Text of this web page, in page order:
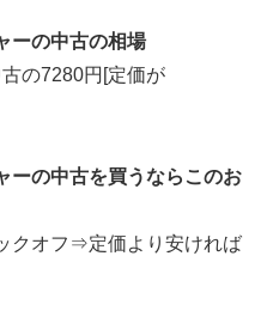
ーの中古の相場
の7280円[定価が
ーの中古を買うならこのお
クオフ⇒定価より安ければ